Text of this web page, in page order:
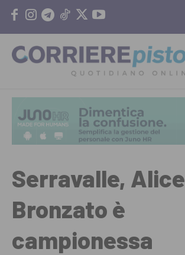
Serravalle, Alice
Bronzato è
campionessa